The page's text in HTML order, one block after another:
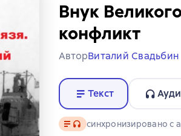
Внук
конфликт
АвторВиталий Свадьбин
Текст
Текст, доступен аудиоформат
синхронизировано с